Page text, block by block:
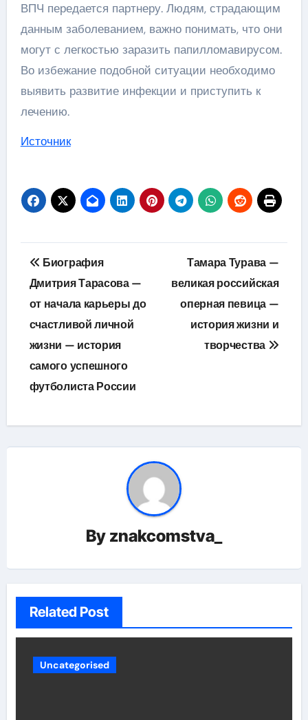
ВПЧ передается партнеру. Людям, страдающим
данным заболеванием, важно понимать, что они
могут с легкостью заразить папилломавирусом.
Во избежание подобной ситуации необходимо
выявить развитие инфекции и приступить к
лечению.
Источник
Навигация
по
записям
Биография
Дмитрия Тарасова —
от начала карьеры до
счастливой личной
жизни — история
самого успешного
футболиста России
Тамара Турава —
великая российская
оперная певица —
история жизни и
творчества
By znakcomstva_
Related Post
Uncategorised